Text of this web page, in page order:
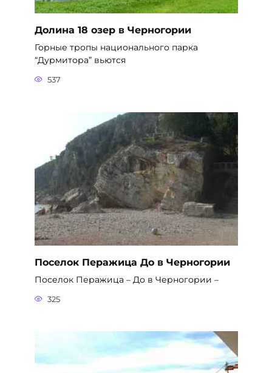
Долина 18 озер в Черногории
Горные тропы национального парка
“Дурмитора” вьются
537
Поселок Перажица До в Черногории
Поселок Перажица – До в Черногории –
325